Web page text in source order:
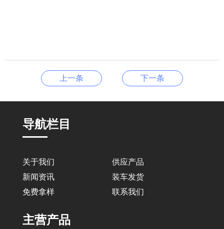
上一条 下一条
导航栏目
关于我们
供应产品
新闻资讯
装车发货
免费拿样
联系我们
主营产品